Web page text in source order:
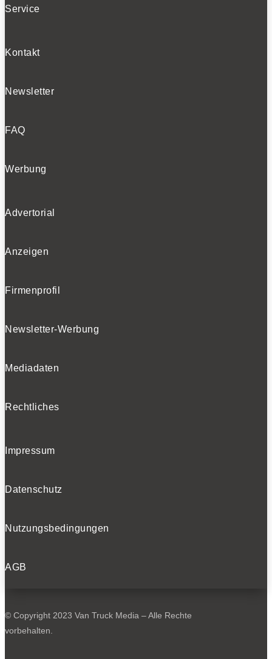
Service
Kontakt
Newsletter
FAQ
Werbung
Advertorial
Anzeigen
Firmenprofil
Newsletter-Werbung
Mediadaten
Rechtliches
Impressum
Datenschutz
Nutzungsbedingungen
AGB
© Copyright 2023 Van Truck Media – Alle Rechte
vorbehalten.